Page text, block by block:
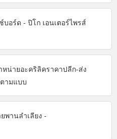
อร์ด - ปิโก เอนเตอร์ไพรส์
หน่ายอะคริลิคราคาปลีก-ส่ง
ามแบบ
พานลำเลียง -